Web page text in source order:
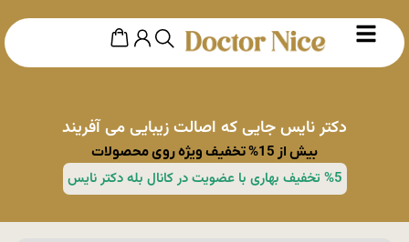
دکتر نایس جایی که اصالت زیبایی می آفریند
بیش از 15% تخفیف ویژه روی محصولات
%5 تخفیف بهاری با عضویت در کانال بله دکتر نایس